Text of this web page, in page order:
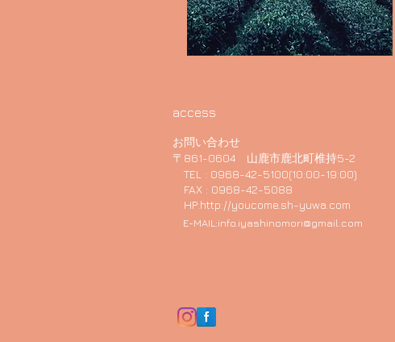
access
お問い合わせ
〒861-0604 山鹿市鹿北町椎持5-2
TEL : 0968-42-5100(10:00-19:00)
FAX : 0968-42-5088
HP:http://youcome.sh-yuwa.com
E-MAIL:info.iyashinomori@gmail.com